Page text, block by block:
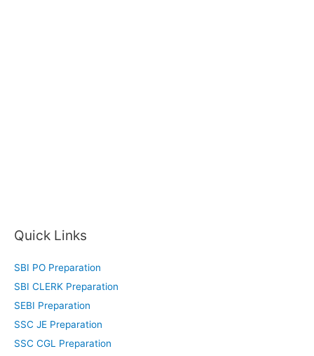
Quick Links
SBI PO Preparation
SBI CLERK Preparation
SEBI Preparation
SSC JE Preparation
SSC CGL Preparation